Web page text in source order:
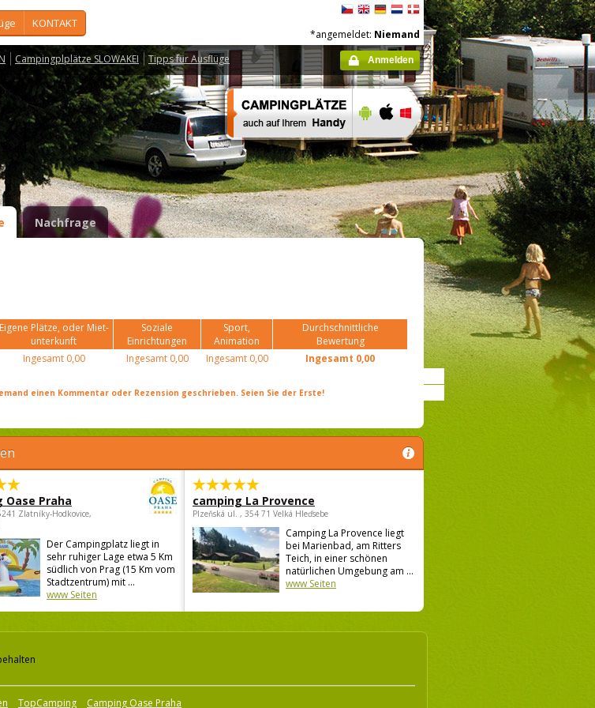
KONTAKT
Campingplplätze SLOWAKEI Tipps für Ausflüge
*angemeldet: Niemand
Anmelden
Nachfrage
Eigene Plätze, oder Miet-
unterkunft
Soziale
Einrichtungen
Sport,
Animation
Durchschnittliche
Bewertung
Ingesamt0,00 Ingesamt0,00 Ingesamt0,00 Ingesamt 0,00
einen Kommentar oder Rezension geschrieben. Seien Sie der Erste!
Oase Praha
Zlatníky-Hodkovice,
Der Campingplatz liegt in
sehr ruhiger Lage etwa 5 Km
südlich von Prag (15 Km vom
Stadtzentrum) mit ...
www Seiten
camping La Provence
Plzeňská ul. , 354 71 Velká Hleďsebe
Camping La Provence liegt
bei Marienbad, am Ritters
Teich, in einer schönen
natürlichen Umgebung am ...
www Seiten
TopCamping Camping Oase Praha